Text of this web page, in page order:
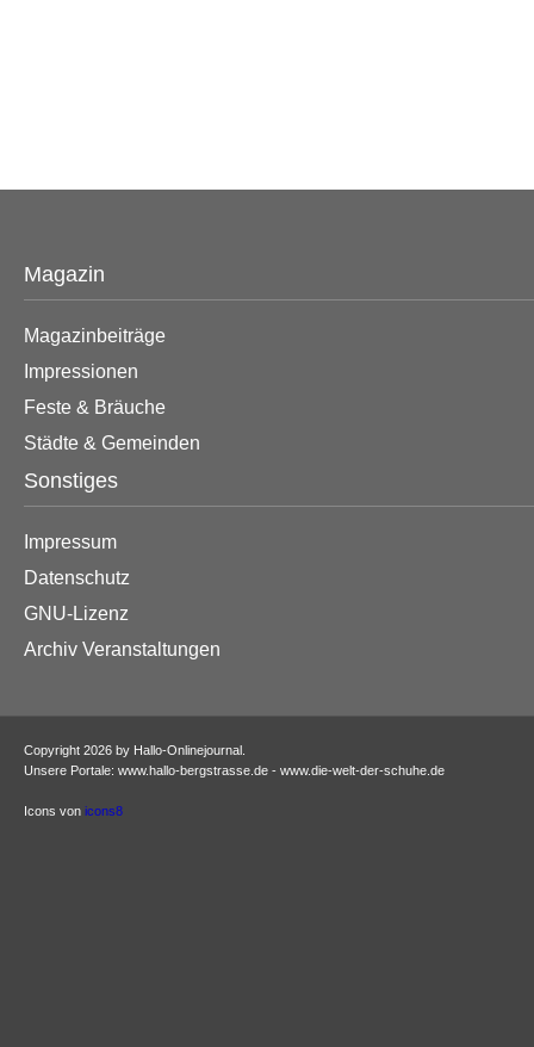
Magazin
Magazinbeiträge
Impressionen
Feste & Bräuche
Städte & Gemeinden
Sonstiges
Impressum
Datenschutz
GNU-Lizenz
Archiv Veranstaltungen
Copyright 2026 by Hallo-Onlinejournal.
Unsere Portale: www.hallo-bergstrasse.de - www.die-welt-der-schuhe.de
Icons von icons8